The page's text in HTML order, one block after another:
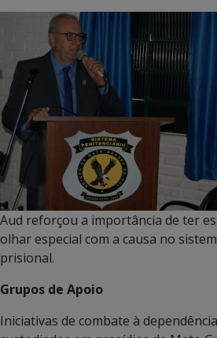
Aud reforçou a importância de ter
olhar especial com a causa no
prisional.
Grupos de Apoio
Iniciativas de combate à